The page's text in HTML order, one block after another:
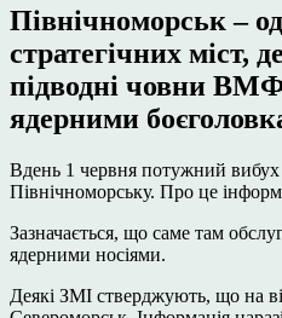
Північноморськ –
стратегічних міст,
підводні човни
ядерними
Вдень 1 червня потужний вибух
Північноморську. Про це
Зазначається, що саме там
ядерними носіями.
Деякі ЗМІ стверджують, що на